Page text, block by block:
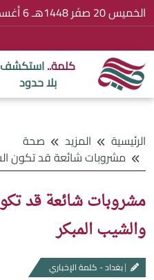
الخميس 20 صفَر 1448هـ 6 أغسطس 2026
كلمة..استكشف
بلا حدود
الرئيسية المزيد
صحة
مشروبات شائعة قد تكون السبب بتساقط الشعر والشيب
مشروبات شائعة قد
والشيب المبكر
بغداد - كلمة الإخباري